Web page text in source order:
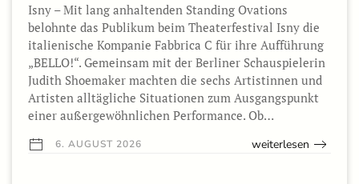
Isny – Mit lang anhaltenden Standing Ovations
belohnte das Publikum beim Theaterfestival Isny die
italienische Kompanie Fabbrica C für ihre Aufführung
„BELLO!“. Gemeinsam mit der Berliner Schauspielerin
Judith Shoemaker machten die sechs Artistinnen und
Artisten alltägliche Situationen zum Ausgangspunkt
einer außergewöhnlichen Performance. Ob…
6. AUGUST 2026 weiterlesen